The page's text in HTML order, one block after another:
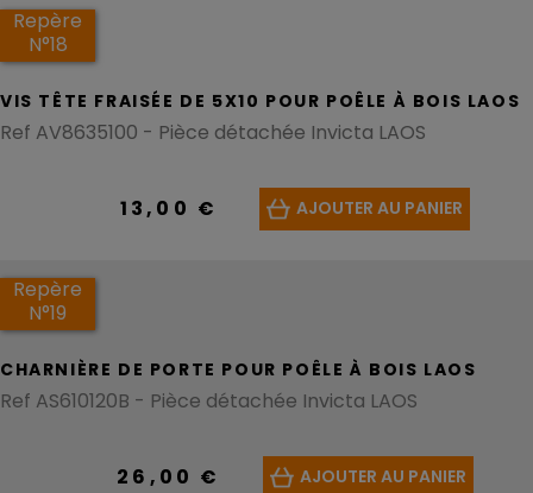
Repère
N°18
VIS TÊTE FRAISÉE DE 5X10 POUR POÊLE À BOIS LAOS
Ref AV8635100 - Pièce détachée Invicta LAOS
13,00 € AJOUTER AU PANIER
Repère
N°19
CHARNIÈRE DE PORTE POUR POÊLE À BOIS LAOS
Ref AS610120B - Pièce détachée Invicta LAOS
26,00 € AJOUTER AU PANIER